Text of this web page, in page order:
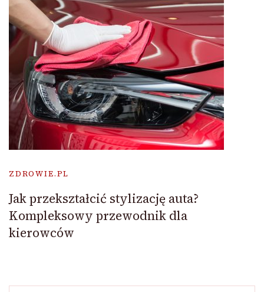
ZDROWIE.PL
Jak przekształcić stylizację auta?
Kompleksowy przewodnik dla
kierowców